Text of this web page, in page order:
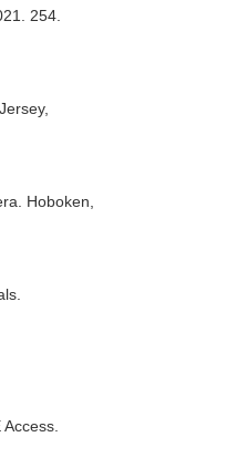
254.
Hoboken,
Access